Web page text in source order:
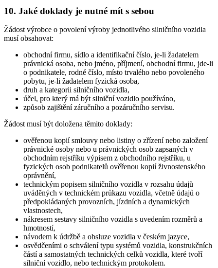
10. Jaké doklady je nutné mít s sebou
Žádost výrobce o povolení výroby jednotlivého silničního vozidla
musí obsahovat:
obchodní firmu, sídlo a identifikační číslo, je-li žadatelem
právnická osoba, nebo jméno, příjmení, obchodní firmu, jde-li
o podnikatele, rodné číslo, místo trvalého nebo povoleného
pobytu, je-li žadatelem fyzická osoba,
druh a kategorii silničního vozidla,
účel, pro který má být silniční vozidlo používáno,
způsob zajištění záručního a pozáručního servisu.
Žádost musí být doložena těmito doklady:
ověřenou kopií smlouvy nebo listiny o zřízení nebo založení
právnické osoby nebo u právnických osob zapsaných v
obchodním rejstříku výpisem z obchodního rejstříku, u
fyzických osob podnikatelů ověřenou kopií živnostenského
oprávnění,
technickým popisem silničního vozidla v rozsahu údajů
uváděných v technickém průkazu vozidla, včetně údajů o
předpokládaných provozních, jízdních a dynamických
vlastnostech,
nákresem sestavy silničního vozidla s uvedením rozměrů a
hmotností,
návodem k údržbě a obsluze vozidla v českém jazyce,
osvědčeními o schválení typu systémů vozidla, konstrukčních
částí a samostatných technických celků vozidla, které tvoří
silniční vozidlo, nebo technickým protokolem.